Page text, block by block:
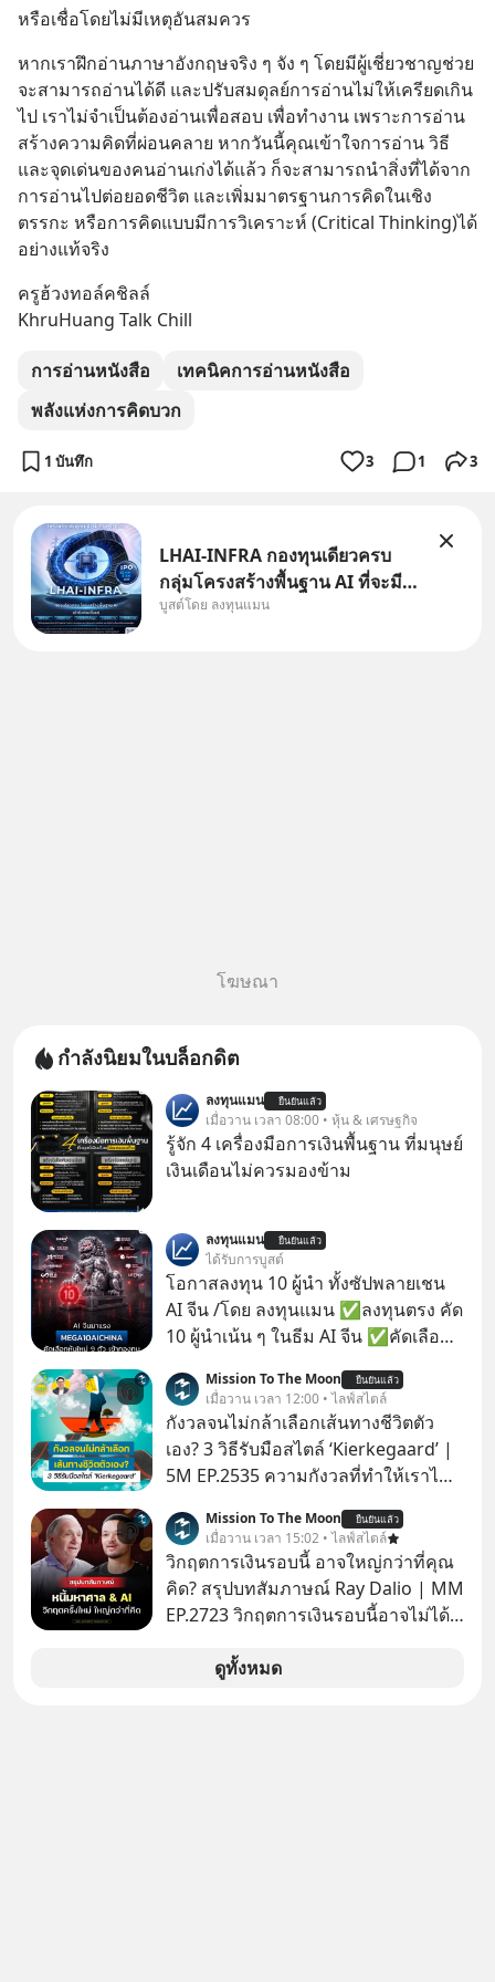
หรือเชื่อโดยไม่มีเหตุอันสมควร
หากเราฝึกอ่านภาษาอังกฤษจริง ๆ จัง ๆ โดยมีผู้เชี่ยวชาญช่วย
จะสามารถอ่านได้ดี และปรับสมดุลย์การอ่านไม่ให้เครียดเกิน
ไป เราไม่จำเป็นต้องอ่านเพื่อสอบ เพื่อทำงาน เพราะการอ่าน
สร้างความคิดที่ผ่อนคลาย หากวันนี้คุณเข้าใจการอ่าน วิธี
และจุดเด่นของคนอ่านเก่งได้แล้ว ก็จะสามารถนำสิ่งที่ได้จาก
การอ่านไปต่อยอดชีวิต และเพิ่มมาตรฐานการคิดในเชิง
ตรรกะ หรือการคิดแบบมีการวิเคราะห์ (Critical Thinking)ได้
อย่างแท้จริง
ครูฮ้วงทอล์คชิลล์
KhruHuang Talk Chill
การอ่านหนังสือ
เทคนิคการอ่านหนังสือ
พลังแห่งการคิดบวก
1 บันทึก 3 1 3
LHAI-INFRA กองทุนเดียวครบ
กลุ่มโครงสร้างพื้นฐาน AI ที่จะมี
งบลงทุนครั้งใหญ่ในประวัติศาสตร์
บูสต์โดย ลงทุนแมน
โฆษณา
กำลังนิยมในบล็อกดิต
ลงทุนแมน ยืนยันแล้ว
เมื่อวาน เวลา 08:00 • หุ้น & เศรษฐกิจ
รู้จัก 4 เครื่องมือการเงินพื้นฐาน ที่มนุษย์
เงินเดือนไม่ควรมองข้าม
ลงทุนแมน ยืนยันแล้ว
ได้รับการบูสต์
โอกาสลงทุน 10 ผู้นำ ทั้งซัปพลายเชน
AI จีน /โดย ลงทุนแมน ✅ลงทุนตรง คัด
10 ผู้นำเน้น ๆ ในธีม AI จีน ✅คัดเลือก
เจ้าของผู้นำ AI จีน ตั้งแต่โรงงานผลิตชิป
หน่วยความจำ โมเดล AI ยันหุ่นยนต์
✅ได้การรับยกเว้นภาษี Capital Gain
ตามกฎหมายภาษีของประเทศไทย
Mission To The Moon ยืนยันแล้ว
เมื่อวาน เวลา 12:00 • ไลฟ์สไตล์
กังวลจนไม่กล้าเลือกเส้นทางชีวิตตัว
เอง? 3 วิธีรับมือสไตล์ ‘Kierkegaard’ |
5M EP.2535 ความกังวลที่ทำให้เราไม่
เรื่องใหญ่ หรือแม้แต่เรื่องสำคัญของ
ชีวิตเกิดจากการที่เรามี ‘อิสรภาพ’ และมี
ทางเลือกมากมาย ซึ่งเมื่อเทียบกับสัตว์
แล้วก็จะเห็นความแตกต่างได้ชัดว่าเรา
มากแค่ไหน แต่อิสรภาพ อำนาจ หรือ
การได้มีสิทธิเลือกนี้กลับสร้างความ
Mission To The Moon ยืนยันแล้ว
เมื่อวาน เวลา 15:02 • ไลฟ์สไตล์
วิกฤตการเงินรอบนี้ อาจใหญ่กว่าที่คุณ
คิด? สรุปบทสัมภาษณ์ Ray Dalio | MM
EP.2723 วิกฤตการเงินรอบนี้อาจไม่ได้
Dalio ชายผู้เคยทำนายวิกฤตเศรษฐกิจ
ดูทั้งหมด